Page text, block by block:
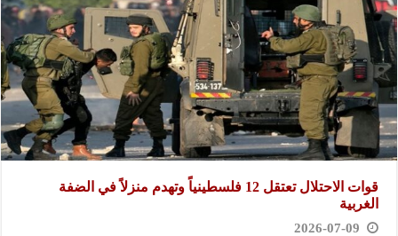
قوات الاحتلال تعتقل 12 فلسطينياً وتهدم منزلاً في الضفة
الغربية
2026-07-09